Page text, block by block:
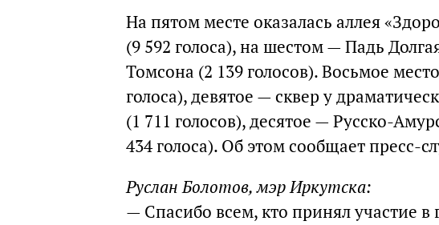
На пятом месте оказалась аллея
(9 592 голоса), на шестом — Падь
Томсона (2 139 голосов). Восьмое
голоса), девятое — сквер у
(1 711 голосов), десятое — Русско-
434 голоса). Об этом сообщает пресс-
Руслан Болотов, мэр Иркутска:
— Спасибо всем, кто принял участие в